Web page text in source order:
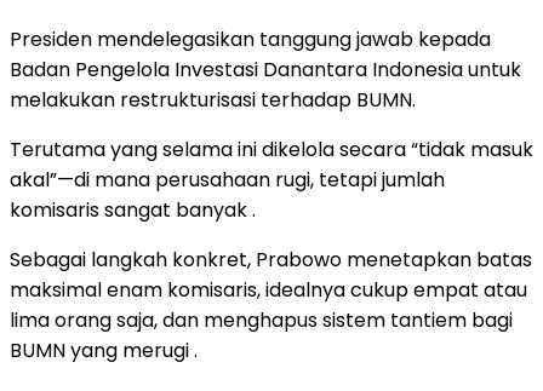
Presiden mendelegasikan tanggung jawab kepada
Badan Pengelola Investasi Danantara Indonesia untuk
melakukan restrukturisasi terhadap BUMN.
Terutama yang selama ini dikelola secara “tidak masuk
akal”—di mana perusahaan rugi, tetapi jumlah
komisaris sangat banyak .
Sebagai langkah konkret, Prabowo menetapkan batas
maksimal enam komisaris, idealnya cukup empat atau
lima orang saja, dan menghapus sistem tantiem bagi
BUMN yang merugi .